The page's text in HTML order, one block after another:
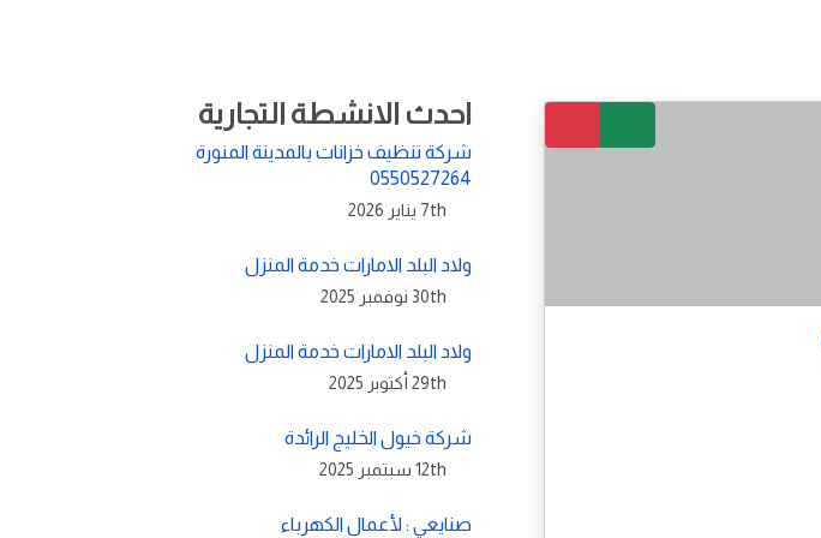
احدث الانشطة التجارية
شركة تنظيف خزانات بالمدينة المنورة
0550527264
7th يناير 2026
ولاد البلد الامارات خدمة المنزل
30th نوفمبر 2025
ولاد البلد الامارات خدمة المنزل
29th أكتوبر 2025
شركة خيول الخليج الرائدة
12th سبتمبر 2025
صنايعي : لأعمال الكهرباء